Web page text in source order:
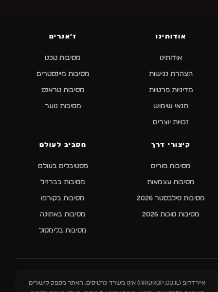
אודותינו
אודותינו
הצהרת נגישות
מדיניות פרטיות
תנאי שימוש
זכויות יוצרים
ז׳אנרים
מסיבות טכנו
מסיבות מיינסטרים
מסיבות טראנס
מסיבות נוער
קיצורי דרך
מסיבות פורים
מסיבות עצמאות
מסיבות סילבסטר 2026
מסיבות סוכות 2026
מסביב לעולם
פסטיבלים בעולם
מסיבות בברזיל
מסיבות בקורפו
מסיבות באתונה
מסיבות בלימסול
איירדרופ (AIRDROP.CO.IL) אינו משרד כרטיסים. האתר מספק קישורים